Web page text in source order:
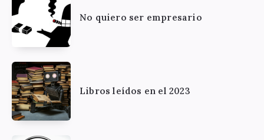
No quiero ser empresario
Libros leídos en el 2023